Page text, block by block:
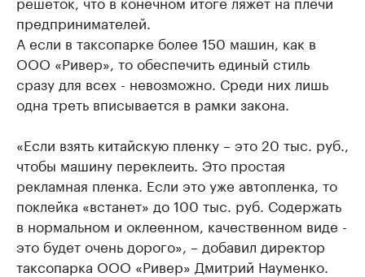
предпринимателей.
А если в таксопарке более 150 машин, как в
ООО «Ривер», то обеспечить единый стиль
сразу для всех - невозможно. Среди них лишь
одна треть вписывается в рамки закона.
«Если взять китайскую пленку – это 20 тыс. руб.,
чтобы машину переклеить. Это простая
рекламная пленка. Если это уже автопленка, то
поклейка «встанет» до 100 тыс. руб. Содержать
в нормальном и оклеенном, качественном виде -
это будет очень дорого», – добавил директор
таксопарка ООО «Ривер» Дмитрий Науменко.